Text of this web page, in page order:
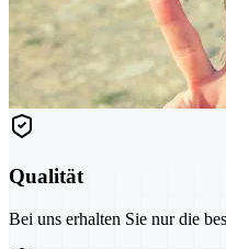
Qualität
Bei uns erhalten Sie nur die